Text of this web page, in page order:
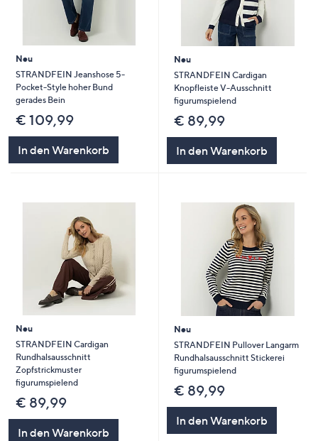
Neu
STRANDFEIN Jeanshose 5-
Pocket-Style hoher Bund
gerades Bein
€ 109,99
In den Warenkorb
Neu
STRANDFEIN Cardigan
Knopfleiste V-Ausschnitt
figurumspielend
€ 89,99
In den Warenkorb
Neu
STRANDFEIN Cardigan
Rundhalsausschnitt
Zopfstrickmuster
figurumspielend
€ 89,99
In den Warenkorb
Neu
STRANDFEIN Pullover Langarm
Rundhalsausschnitt Stickerei
figurumspielend
€ 89,99
In den Warenkorb